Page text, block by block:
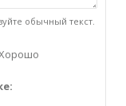
обычный текст.